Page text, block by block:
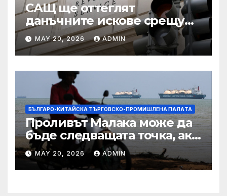
САЩ ще оттеглят
данъчните искове срещу
Тръмп „завинаги“ в
сделката за съдебно дело с
IRS
MAY 20, 2026 ADMIN
БЪЛГАРО-КИТАЙСКА ТЪРГОВСКО-ПРОМИШЛЕНА ПАЛAТА
Проливът Малака може да
бъде следващата точка, ако
Азия не внимава
MAY 20, 2026 ADMIN